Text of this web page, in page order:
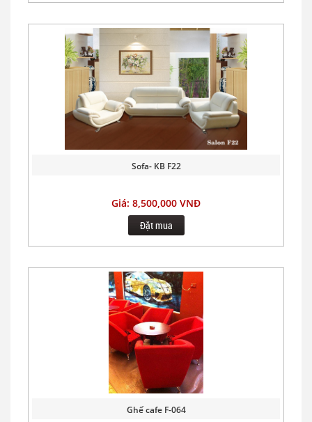
Sofa- KB F22
Giá: 8,500,000 VNĐ
Đặt mua
Ghế cafe F-064